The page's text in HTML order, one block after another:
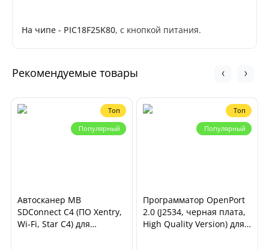
На чипе - PIC18F25K80, с кнопкой питания.
Рекомендуемые товары
Топ
Популярный
Автосканер MB
SDConnect C4 (ПО Xentry,
Wi-Fi, Star C4) для
Топ
Популярный
Программатор OpenPort
2.0 (J2534, черная плата,
High Quality Version) для